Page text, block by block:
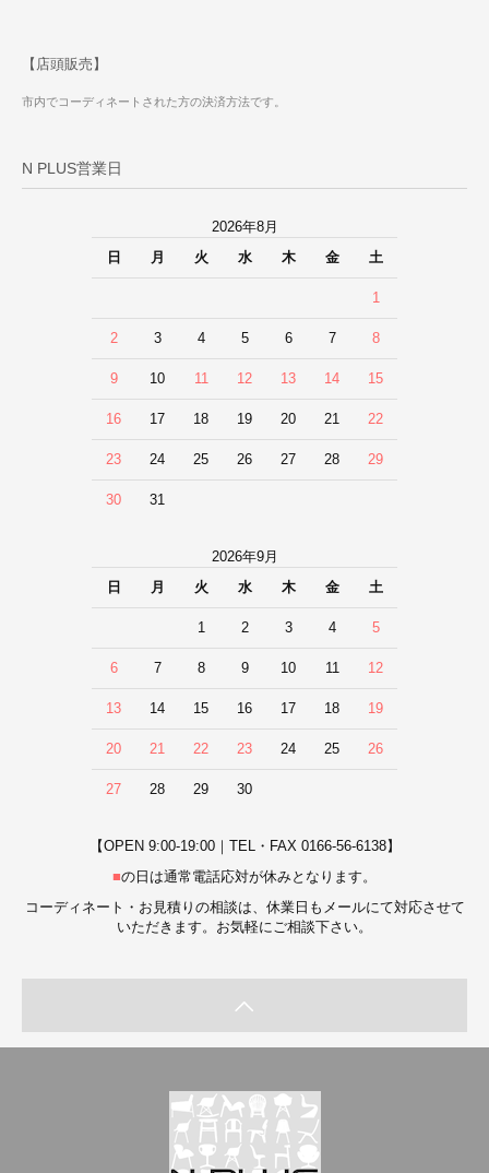
【店頭販売】
市内でコーディネートされた方の決済方法です。
N PLUS営業日
2026年8月
日
月 火 水 木 金 土
1
2 3 4 5 6 7 8
9 10 11 12 13 14 15
16 17 18 19 20 21 22
23 24 25 26 27 28 29
30 31
2026年9月
日
月 火 水 木 金 土
1 2 3 4 5
6 7 8 9 10 11 12
13 14 15 16 17 18 19
20 21 22 23 24 25 26
27 28 29 30
【OPEN 9:00-19:00｜TEL・FAX 0166-56-6138】
■の日は通常電話応対が休みとなります。
コーディネート・お見積りの相談は、休業日もメールにて対応させて
いただきます。お気軽にご相談下さい。